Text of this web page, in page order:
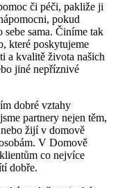
či péči, pakliže ji
pokud
sebe sama. Činíme tak
které poskytujeme
a kvalitě života našich
jiné nepříznivé
dobré vztahy
partnery nejen těm,
žijí v domově
V Domově
co nejvíce
dobře.